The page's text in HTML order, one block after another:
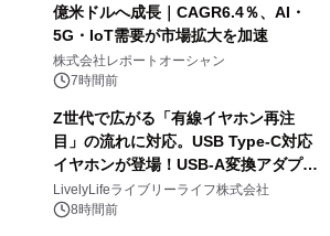
億米ドルへ成長｜CAGR6.4％、AI・
5G・IoT需要が市場拡大を加速
株式会社レポートオーシャン
7時間前
Z世代で広がる「有線イヤホン再注
目」の流れに対応。USB Type-C対応
イヤホンが登場！USB-A変換アダプタ
ー付きでスマホからパソコンまで幅広
く活用可能
LivelyLifeライブリーライフ株式会社
8時間前